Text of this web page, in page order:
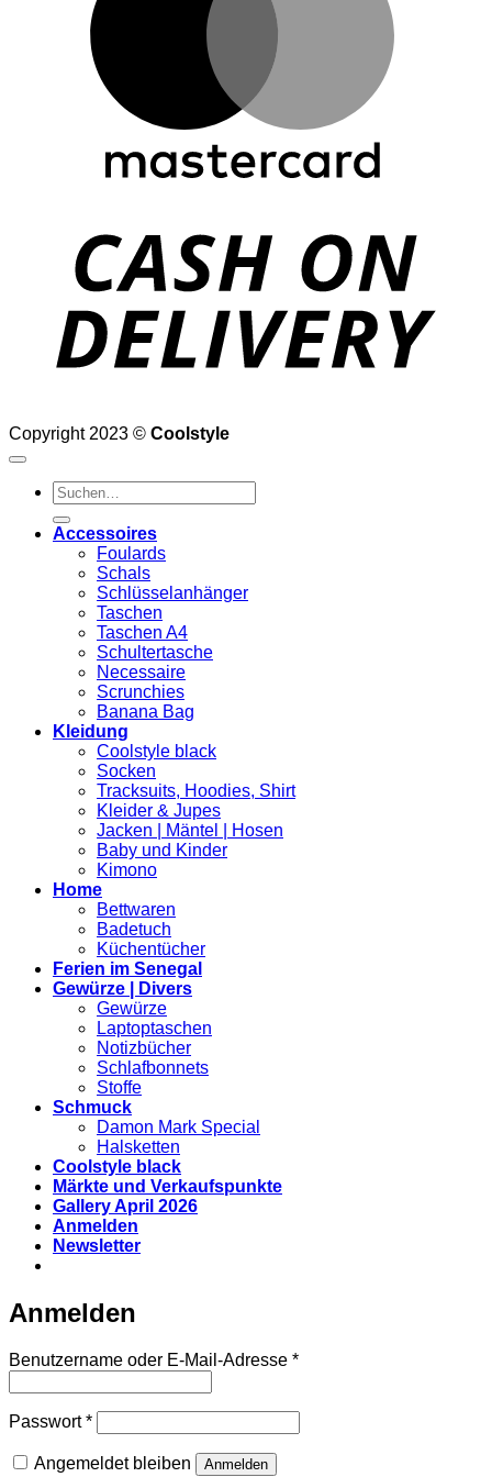
Copyright 2023 © Coolstyle
Suchen
nach:
Accessoires
Foulards
Schals
Schlüsselanhänger
Taschen
Taschen A4
Schultertasche
Necessaire
Scrunchies
Banana Bag
Kleidung
Coolstyle black
Socken
Tracksuits, Hoodies, Shirt
Kleider & Jupes
Jacken | Mäntel | Hosen
Baby und Kinder
Kimono
Home
Bettwaren
Badetuch
Küchentücher
Ferien im Senegal
Gewürze | Divers
Gewürze
Laptoptaschen
Notizbücher
Schlafbonnets
Stoffe
Schmuck
Damon Mark Special
Halsketten
Coolstyle black
Märkte und Verkaufspunkte
Gallery April 2026
Anmelden
Newsletter
Anmelden
Benutzername oder E-Mail-Adresse *Erforderlich
Passwort*Erforderlich
Angemeldet bleiben Anmelden